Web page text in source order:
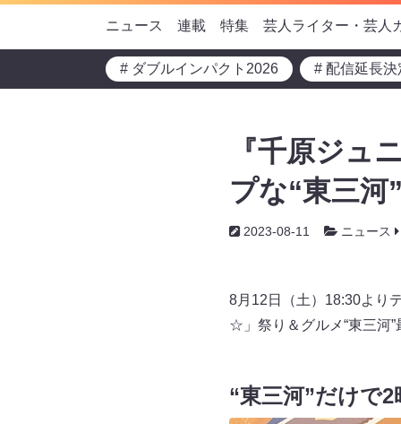
ニュース 連載 特集 芸人ライター・芸人
# ダブルインパクト2026 # 配信延長決
『千原ジュ
プな“東三河
2023-08-11 ニュース
8月12日（土）18:30より
☆」祭り＆グルメ“東三河
“東三河”だけで